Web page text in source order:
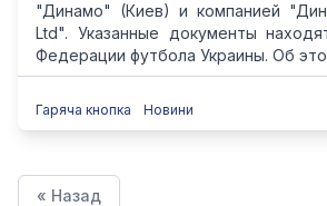
"Динамо" (Киев) и компанией
Ltd". Указанные документы
Федерации футбола Украины. Об
Гаряча кнопка Новини
« Назад